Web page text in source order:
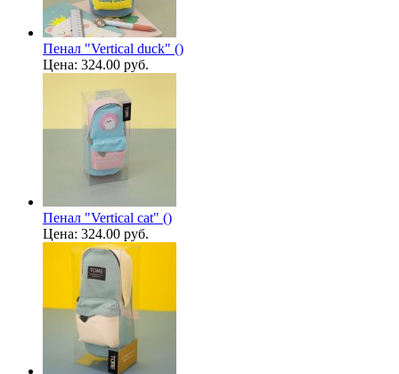
Пенал "Vertical duck" ()
Цена: 324.00 руб.
Пенал "Vertical cat" ()
Цена: 324.00 руб.